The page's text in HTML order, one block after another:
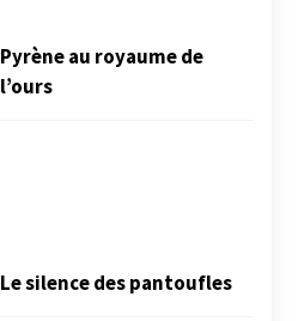
Pyrène au royaume de
l’ours
Le silence des pantoufles